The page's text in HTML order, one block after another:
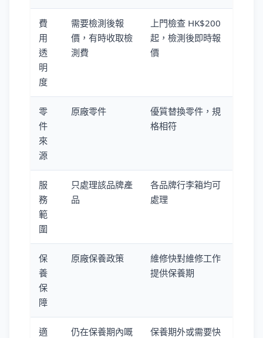
費
用
透
明
度
需要檢測後報
價，有時收取檢
測費
上門檢查 HK$200
起，檢測後即時報
價
零
件
來
源
原廠零件
優質替換零件，規
格相符
服
務
範
圍
只處理該品牌產
品
各品牌行李箱均可
處理
保
養
保
障
原廠保養政策
維修快對維修工作
提供保養期
適
仍在保養期內嘅
保養期外或需要快